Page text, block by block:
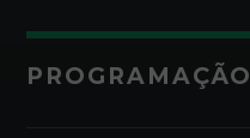
PROGRAMAÇÃO